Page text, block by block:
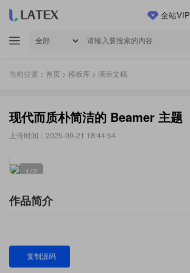
全站VIP
当前位置： 首页 > 模板库 > 演示文稿
现代而质朴简洁的 Beamer 主题
上传时间：2025-09-21 18:44:54
1/2
作品简介
复制源码